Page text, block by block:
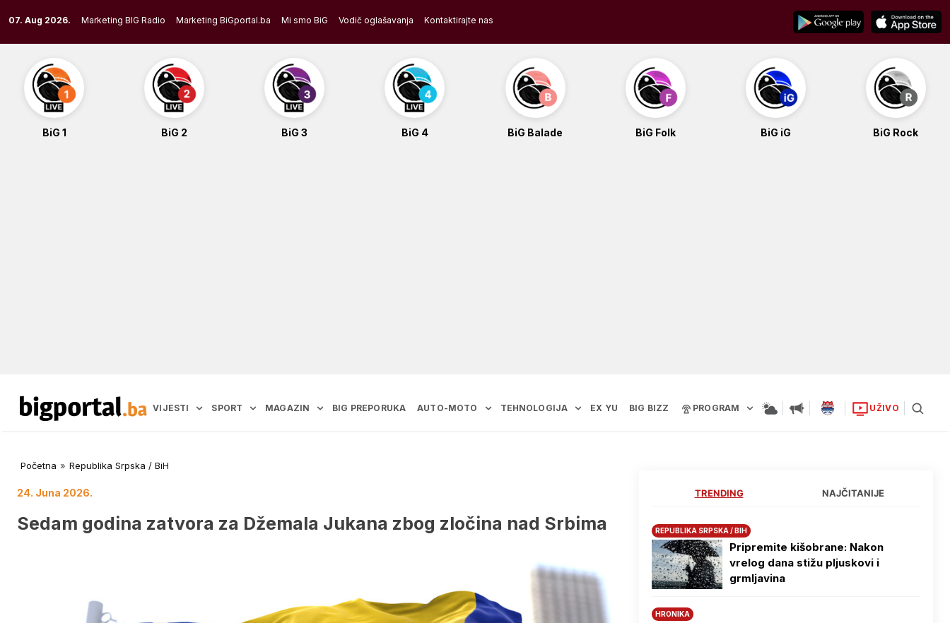
to
content
07. Aug 2026. Marketing BIG Radio Marketing BiGportal.ba Mi smo BiG Vodič oglašavanja Kontaktirajte nas
BiG 1 BiG 2 BiG 3 BiG 4 BiG Balade BiG Folk BiG iG BiG Rock
VIJESTI SPORT MAGAZIN BIG PREPORUKA AUTO-MOTO TEHNOLOGIJA EX YU BIG BIZZ PROGRAM UŽIVO
Početna » Republika Srpska / BiH
24. Juna 2026.
Sedam godina zatvora za Džemala Jukana zbog zločina nad Srbima
TRENDING NAJČITANIJE
REPUBLIKA SRPSKA / BIH
Pripremite kišobrane: Nakon
vrelog dana stižu pljuskovi i
grmljavina
HRONIKA